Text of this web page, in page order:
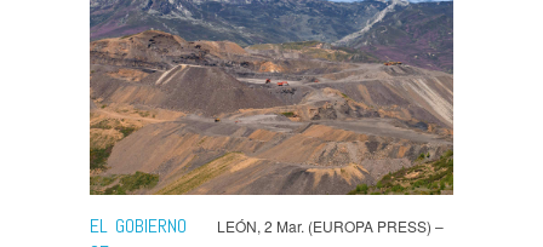
EL GOBIERNO
LEÓN, 2 Mar. (EUROPA PRESS) –